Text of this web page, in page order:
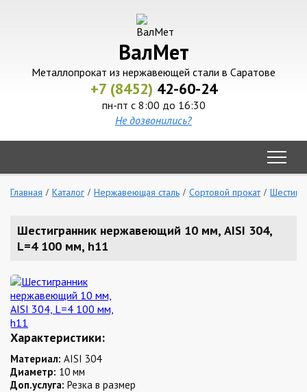
ВалМет
Металлопрокат из нержавеющей стали в Саратове
+7 (8452) 42-60-24
пн-пт с 8:00 до 16:30
Не дозвонились?
Главная Каталог Нержавеющая сталь Сортовой прокат
Шестигранник нержавеющий 10 мм, AISI 304,
L=4 100 мм, h11
Характеристики:
Материал: AISI 304
Диаметр: 10 мм
Доп.услуга: Резка в размер